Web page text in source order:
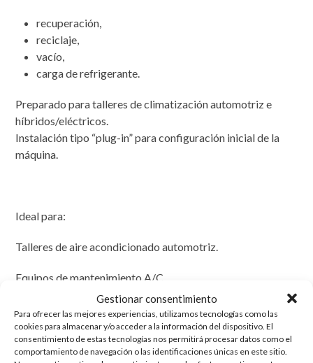
Gestionar consentimiento
Para ofrecer las mejores experiencias, utilizamos tecnologías como las
cookies para almacenar y/o acceder a la información del dispositivo. El
consentimiento de estas tecnologías nos permitirá procesar datos como el
comportamiento de navegación o las identificaciones únicas en este sitio.
recuperación,
reciclaje,
vacío,
carga de refrigerante.
Preparado para talleres de climatización automotriz e
híbridos/eléctricos.
Instalación tipo “plug-in” para configuración inicial de la
máquina.
Ideal para:
Talleres de aire acondicionado automotriz.
Equipos de mantenimiento A/C.
Vehículos con refrigerante R1234yf.
Equipos WIGAM OPTIMA VARIANT y XTREME.